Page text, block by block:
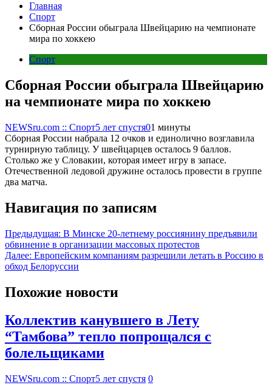
Главная
Спорт
Сборная России обыграла Швейцарию на чемпионате
мира по хоккею
Спорт
Сборная России обыграла Швейцарию
на чемпионате мира по хоккею
NEWSru.com :: Спорт5 лет спустя01 минуты
Сборная России набрала 12 очков и единолично возглавила
турнирную таблицу. У швейцарцев осталось 9 баллов.
Столько же у Словакии, которая имеет игру в запасе.
Отечественной ледовой дружине осталось провести в группе
два матча.
Навигация по записям
Предыдущая: В Минске 20-летнему россиянину предъявили
обвинение в организации массовых протестов
Далее: Европейским компаниям разрешили летать в Россию в
обход Белоруссии
Похожие новости
Коллектив канувшего в Лету
“Тамбова” тепло попрощался с
болельщиками
NEWSru.com :: Спорт5 лет спустя 0